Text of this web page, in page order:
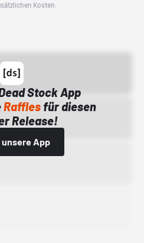
Kosten.
Stock App
Rafflesfür diesen
Release!
unsere App